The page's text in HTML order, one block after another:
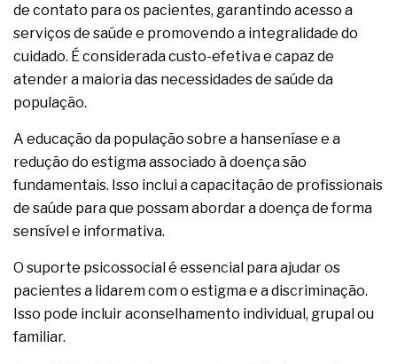
de contato para os pacientes, garantindo acesso a
serviços de saúde e promovendo a integralidade do
cuidado. É considerada custo-efetiva e capaz de
atender a maioria das necessidades de saúde da
população.
A educação da população sobre a hanseníase e a
redução do estigma associado à doença são
fundamentais. Isso inclui a capacitação de profissionais
de saúde para que possam abordar a doença de forma
sensível e informativa.
O suporte psicossocial é essencial para ajudar os
pacientes a lidarem com o estigma e a discriminação.
Isso pode incluir aconselhamento individual, grupal ou
familiar.